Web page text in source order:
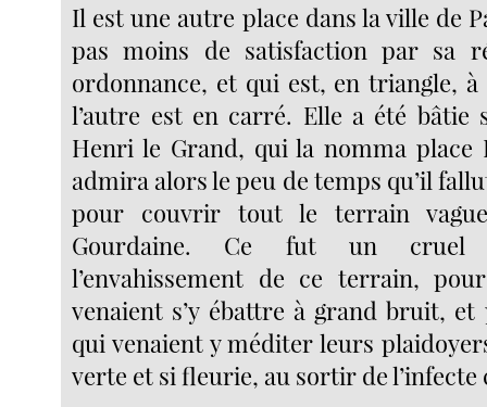
Il est une autre place dans la ville de
pas moins de satisfaction par sa
ordonnance, et qui est, en triangle,
l’autre est en carré. Elle a été bâtie
Henri le Grand, qui la nomma place
admira alors le peu de temps qu’il
pour couvrir tout le terrain
Gourdaine. Ce fut un cruel
l’envahissement de ce terrain,
venaient s’y ébattre à grand bruit, et
qui venaient y méditer leurs
verte et si fleurie, au sortir de l’infecte